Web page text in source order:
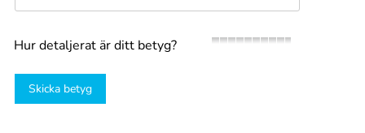
Hur detaljerat är ditt betyg?
Skicka betyg